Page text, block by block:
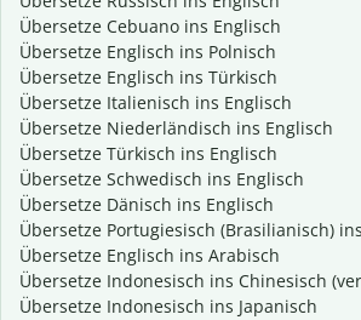
Übersetze Cebuano ins Englisch
Übersetze Englisch ins Polnisch
Übersetze Englisch ins Türkisch
Übersetze Italienisch ins Englisch
Übersetze Niederländisch ins Englisch
Übersetze Türkisch ins Englisch
Übersetze Schwedisch ins Englisch
Übersetze Dänisch ins Englisch
Übersetze Portugiesisch (Brasilianisch)
Übersetze Englisch ins Arabisch
Übersetze Indonesisch ins Chinesisch
Übersetze Indonesisch ins Japanisch